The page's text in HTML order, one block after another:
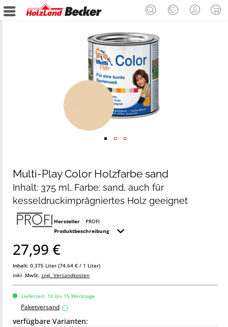
Multi-Play Color Holzfarbe sand
Inhalt: 375 ml, Farbe: sand, auch für
kesseldruckimprägniertes Holz geeignet
Hersteller
PROFI
Produktbeschreibung
27,99 €
Inhalt: 0.375 Liter (74,64 € / 1 Liter)
inkl. MwSt. zzgl. Versandkosten
Lieferzeit: 10 bis 15 Werktage
Paketversand i
verfügbare Varianten: